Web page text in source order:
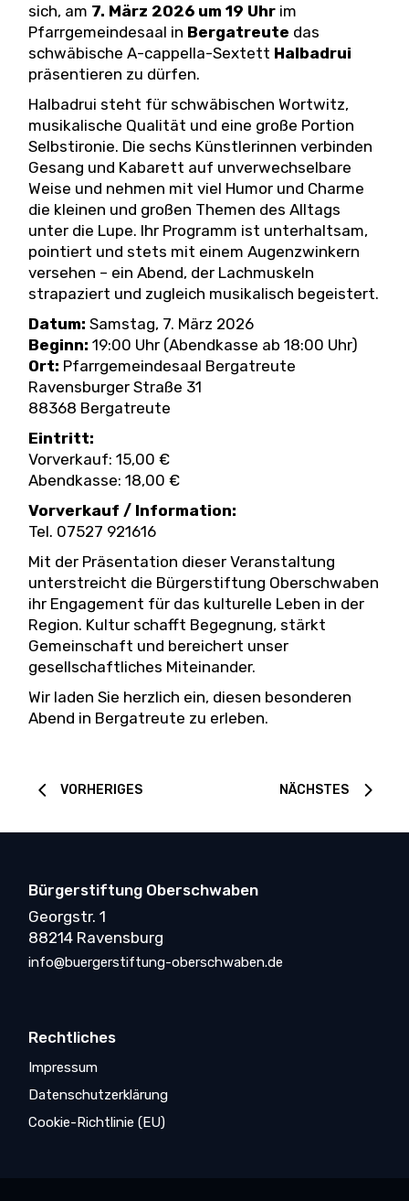
sich, am 7. März 2026 um 19 Uhr im
Pfarrgemeindesaal in Bergatreute das
schwäbische A-cappella-Sextett Halbadrui
präsentieren zu dürfen.
Halbadrui steht für schwäbischen Wortwitz,
musikalische Qualität und eine große Portion
Selbstironie. Die sechs Künstlerinnen verbinden
Gesang und Kabarett auf unverwechselbare
Weise und nehmen mit viel Humor und Charme
die kleinen und großen Themen des Alltags
unter die Lupe. Ihr Programm ist unterhaltsam,
pointiert und stets mit einem Augenzwinkern
versehen – ein Abend, der Lachmuskeln
strapaziert und zugleich musikalisch begeistert.
Datum: Samstag, 7. März 2026
Beginn: 19:00 Uhr (Abendkasse ab 18:00 Uhr)
Ort: Pfarrgemeindesaal Bergatreute
Ravensburger Straße 31
88368 Bergatreute
Eintritt:
Vorverkauf: 15,00 €
Abendkasse: 18,00 €
Vorverkauf / Information:
Tel. 07527 921616
Mit der Präsentation dieser Veranstaltung
unterstreicht die Bürgerstiftung Oberschwaben
ihr Engagement für das kulturelle Leben in der
Region. Kultur schafft Begegnung, stärkt
Gemeinschaft und bereichert unser
gesellschaftliches Miteinander.
Wir laden Sie herzlich ein, diesen besonderen
Abend in Bergatreute zu erleben.
VORHERIGES NÄCHSTES
Bürgerstiftung Oberschwaben
Georgstr. 1
88214 Ravensburg
info@buergerstiftung-oberschwaben.de
Rechtliches
Impressum
Datenschutzerklärung
Cookie-Richtlinie (EU)